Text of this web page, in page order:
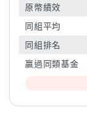
原幣績效
同組平均
同組排名
贏過同類基金